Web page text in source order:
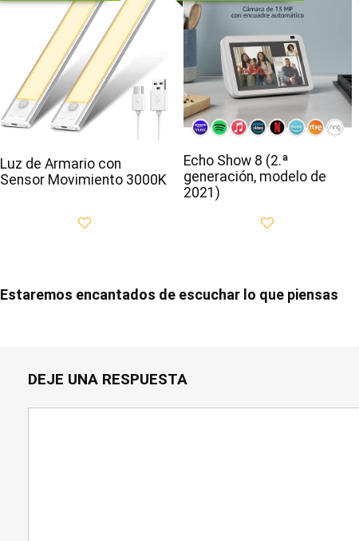
Luz de Armario con
Sensor Movimiento 3000K
Echo Show 8 (2.ª
generación, modelo de
2021)
Estaremos encantados de escuchar lo que piensas
DEJE UNA RESPUESTA